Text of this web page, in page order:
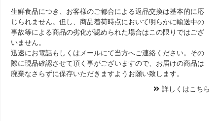
生鮮食品につき、お客様のご都合による返品交換は基本的に応
じられません。但し、商品着荷時点において明らかに輸送中の
事故等による商品の劣化が認められた場合はこの限りではござ
いません。
迅速にお電話もしくはメールにて当方へご連絡ください。その
際に現品確認させて頂く事がございますので、お届けの商品は
廃棄なさらずに保存いただきますようお願い致します。
詳しくはこちら